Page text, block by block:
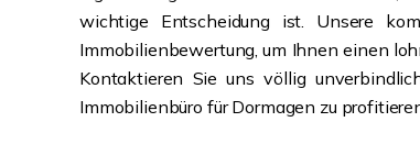
wichtige Entscheidung ist. Unsere
Immobilienbewertung, um Ihnen einen
Kontaktieren Sie uns völlig
Immobilienbüro für Dormagen zu